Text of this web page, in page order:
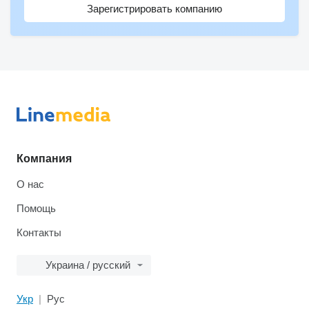
Зарегистрировать компанию
Компания
О нас
Помощь
Контакты
Украина / русский
Укр Рус